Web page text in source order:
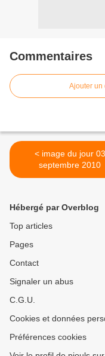
Commentaires
Ajouter un
< image du jour 03
septembre 2010
Hébergé par Overblog
Top articles
Pages
Contact
Signaler un abus
C.G.U.
Cookies et données
Préférences cookies